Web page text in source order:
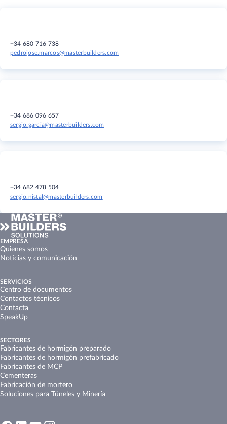
+34 680 716 738
pedrojose.marcos@masterbuilders.com
+34 686 096 657
sergio.garcia@masterbuilders.com
+34 682 478 504
sergio.nistal@masterbuilders.com
EMPRESA
Quienes somos
Noticias y comunicación
SERVICIOS
Centro de documentos
Contactos técnicos
Contacta
SpeakUp
SECTORES
Fabricantes de hormigón preparado
Fabricantes de hormigón prefabricado
Fabricantes de MCP
Cementeras
Fabricación de mortero
Soluciones para Túneles y Minería